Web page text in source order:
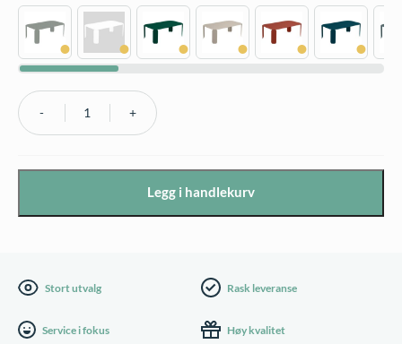
Fermob
-
farger
Legg i handlekurv
Stort utvalg Rask leveranse
Service i fokus Høy kvalitet